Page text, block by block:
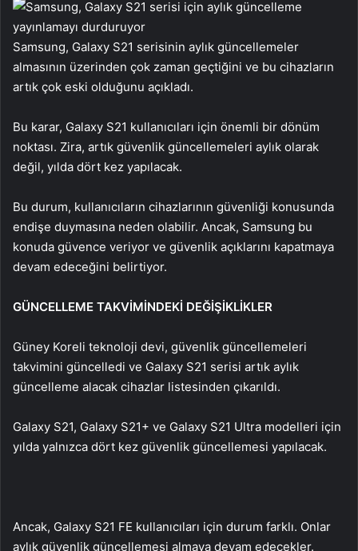
Samsung, Galaxy S21 serisinin aylık güncellemeler
almasının üzerinden çok zaman geçtiğini ve bu cihazların
artık çok eski olduğunu açıkladı.
Bu karar, Galaxy S21 kullanıcıları için önemli bir dönüm
noktası. Zira, artık güvenlik güncellemeleri aylık olarak
değil, yılda dört kez yapılacak.
Bu durum, kullanıcıların cihazlarının güvenliği konusunda
endişe duymasına neden olabilir. Ancak, Samsung bu
konuda güvence veriyor ve güvenlik açıklarını kapatmaya
devam edeceğini belirtiyor.
GÜNCELLEME TAKVİMİNDEKİ DEĞİŞİKLİKLER
Güney Koreli teknoloji devi, güvenlik güncellemeleri
takvimini güncelledi ve Galaxy S21 serisi artık aylık
güncelleme alacak cihazlar listesinden çıkarıldı.
Galaxy S21, Galaxy S21+ ve Galaxy S21 Ultra modelleri için
yılda yalnızca dört kez güvenlik güncellemesi yapılacak.
Ancak, Galaxy S21 FE kullanıcıları için durum farklı. Onlar
aylık güvenlik güncellemesi almaya devam edecekler.